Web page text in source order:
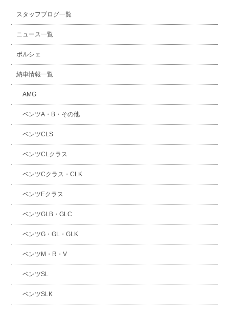
スタッフブログ一覧
ニュース一覧
ポルシェ
納車情報一覧
AMG
ベンツA・B・その他
ベンツCLS
ベンツCLクラス
ベンツCクラス・CLK
ベンツEクラス
ベンツGLB・GLC
ベンツG・GL・GLK
ベンツM・R・V
ベンツSL
ベンツSLK